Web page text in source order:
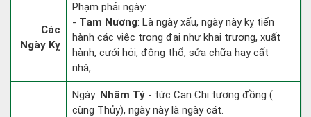
Các
Ngày Kỵ
Phạm phải ngày:
- Tam Nương: Là ngày xấu, ngày này kỵ tiến
hành các việc trọng đại như khai trương, xuất
hành, cưới hỏi, động thổ, sửa chữa hay cất
nhà,...
Ngày: Nhâm Tý - tức Can Chi tương đồng (
cùng Thủy), ngày này là ngày cát.